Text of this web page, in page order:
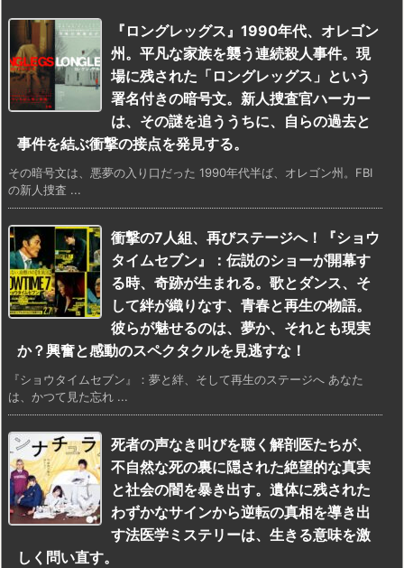
『ロングレッグス』1990年代、オレゴン
州。平凡な家族を襲う連続殺人事件。現
場に残された「ロングレッグス」という
署名付きの暗号文。新人捜査官ハーカー
は、その謎を追ううちに、自らの過去と
事件を結ぶ衝撃の接点を発見する。
その暗号文は、悪夢の入り口だった 1990年代半ば、オレゴン州。FBI
の新人捜査 ...
衝撃の7人組、再びステージへ！『ショウ
タイムセブン』：伝説のショーが開幕す
る時、奇跡が生まれる。歌とダンス、そ
して絆が織りなす、青春と再生の物語。
彼らが魅せるのは、夢か、それとも現実
か？興奮と感動のスペクタクルを見逃すな！
『ショウタイムセブン』：夢と絆、そして再生のステージへ あなた
は、かつて見た忘れ ...
死者の声なき叫びを聴く解剖医たちが、
不自然な死の裏に隠された絶望的な真実
と社会の闇を暴き出す。遺体に残された
わずかなサインから逆転の真相を導き出
す法医学ミステリーは、生きる意味を激
しく問い直す。